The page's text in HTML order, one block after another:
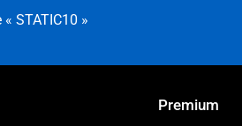
STATIC10 »
Premium